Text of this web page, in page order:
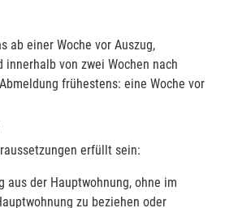
ab einer Woche vor Auszug,
von zwei Wochen nach
frühestens: eine Woche vor
erfüllt sein:
aus der Hauptwohnung, ohne im
zu beziehen oder